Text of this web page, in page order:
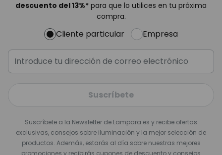
descuento del13%* para que lo utilices en tu próxima
compra.
Cliente particular Empresa
Suscríbete
Suscríbete a la Newsletter de Lampara.es y recibe ofertas
exclusivas, consejos sobre iluminación y la mejor selección de
productos. Además, estarás al día sobre nuestras mejores
promociones y recibirás cupones de descuento y consejos